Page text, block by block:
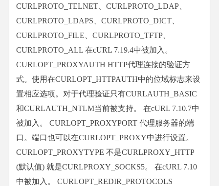
CURLPROTO_TELNET、CURLPROTO_LDAP、
CURLPROTO_LDAPS、CURLPROTO_DICT、
CURLPROTO_FILE、CURLPROTO_TFTP、
CURLPROTO_ALL 在cURL 7.19.4中被加入。
CURLOPT_PROXYAUTH HTTP代理连接的验证方
式。使用在CURLOPT_HTTPAUTH中的位域标志来设
置相应选项。对于代理验证只有CURLAUTH_BASIC
和CURLAUTH_NTLM当前被支持。 在cURL 7.10.7中
被加入。 CURLOPT_PROXYPORT 代理服务器的端
口。端口也可以在CURLOPT_PROXY中进行设置。
CURLOPT_PROXYTYPE 不是CURLPROXY_HTTP
(默认值) 就是CURLPROXY_SOCKS5。 在cURL 7.10
中被加入。 CURLOPT_REDIR_PROTOCOLS